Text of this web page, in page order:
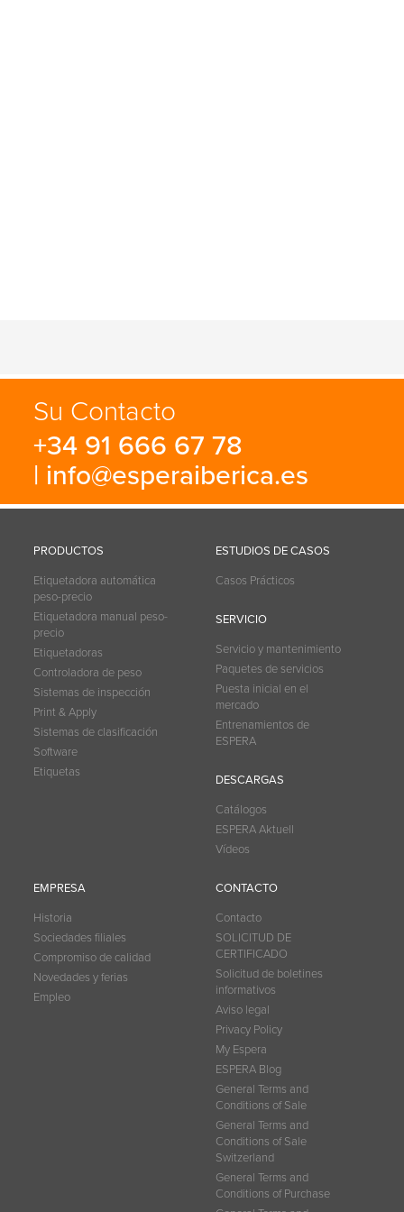
Su Contacto
+34 91 666 67 78
| info@esperaiberica.es
PRODUCTOS
Etiquetadora automática
peso-precio
Etiquetadora manual peso-
precio
Etiquetadoras
Controladora de peso
Sistemas de inspección
Print & Apply
Sistemas de clasificación
Software
Etiquetas
ESTUDIOS DE CASOS
Casos Prácticos
SERVICIO
Servicio y mantenimiento
Paquetes de servicios
Puesta inicial en el
mercado
Entrenamientos de
ESPERA
DESCARGAS
Catálogos
ESPERA Aktuell
Vídeos
EMPRESA
Historia
Sociedades filiales
Compromiso de calidad
Novedades y ferias
Empleo
CONTACTO
Contacto
SOLICITUD DE
CERTIFICADO
Solicitud de boletines
informativos
Aviso legal
Privacy Policy
My Espera
ESPERA Blog
General Terms and
Conditions of Sale
General Terms and
Conditions of Sale
Switzerland
General Terms and
Conditions of Purchase